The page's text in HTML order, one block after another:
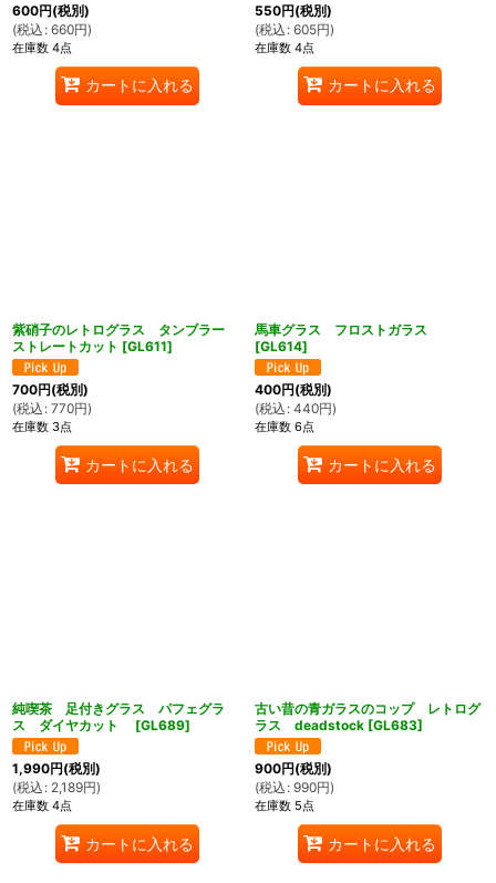
600円(税別)
(税込 : 660円)
在庫数 4点
カートに入れる
550円(税別)
(税込 : 605円)
在庫数 4点
カートに入れる
紫硝子のレトログラス タンブラー
ストレートカット [GL611]
700円(税別)
(税込 : 770円)
在庫数 3点
カートに入れる
馬車グラス フロストガラス
[GL614]
400円(税別)
(税込 : 440円)
在庫数 6点
カートに入れる
純喫茶 足付きグラス パフェグラ
ス ダイヤカット
[GL689]
1,990円(税別)
(税込 : 2,189円)
在庫数 4点
カートに入れる
古い昔の青ガラスのコップ レトログ
ラス deadstock [GL683]
900円(税別)
(税込 : 990円)
在庫数 5点
カートに入れる